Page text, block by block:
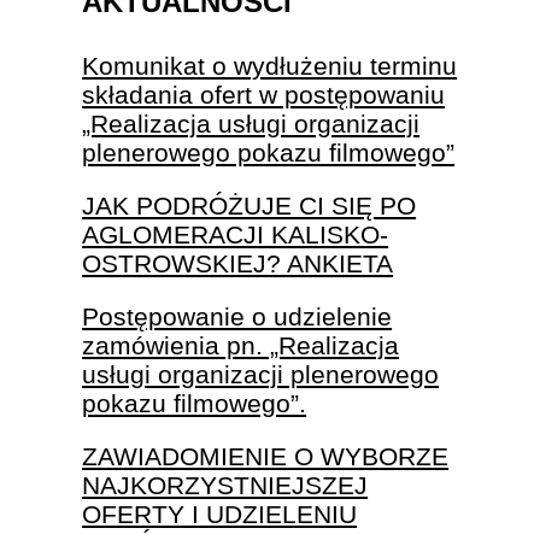
Komunikat o wydłużeniu terminu
składania ofert w postępowaniu
„Realizacja usługi organizacji
plenerowego pokazu filmowego”
JAK PODRÓŻUJE CI SIĘ PO
AGLOMERACJI KALISKO-
OSTROWSKIEJ? ANKIETA
Postępowanie o udzielenie
zamówienia pn. „Realizacja
usługi organizacji plenerowego
pokazu filmowego”.
ZAWIADOMIENIE O WYBORZE
NAJKORZYSTNIEJSZEJ
OFERTY I UDZIELENIU